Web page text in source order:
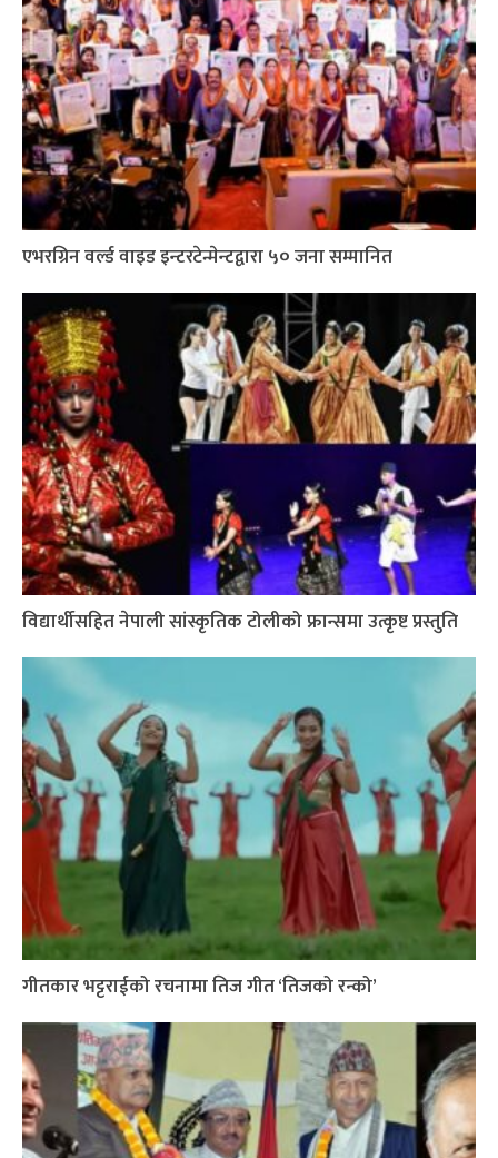
एभरग्रिन वर्ल्ड वाइड इन्टरटेन्मेन्टद्वारा ५० जना सम्मानित
विद्यार्थीसहित नेपाली सांस्कृतिक टोलीको फ्रान्समा उत्कृष्ट प्रस्तुति
गीतकार भट्टराईको रचनामा तिज गीत ‘तिजको रन्को’